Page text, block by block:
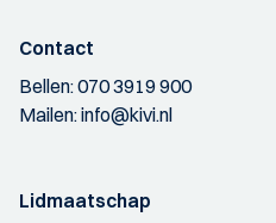
Contact
Bellen:070 3919 900
Mailen:info@kivi.nl
Lidmaatschap